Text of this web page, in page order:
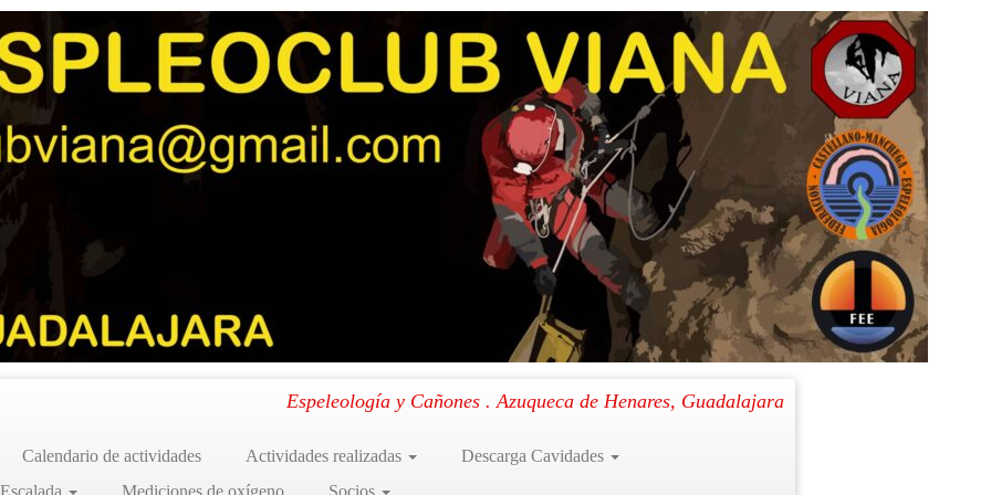
Espeleología y Cañones . Azuqueca de Henares, Guadalajara
Calendario de actividades Actividades realizadas
Descarga Cavidades
Mediciones de oxígeno Socios
La Rioja. 25 y 26 de octubre de 2024 »13
en Cuevacalera. Canales de la Sierra, La Rioja. 25 y 26 de octubre de 2024
Siguiente →